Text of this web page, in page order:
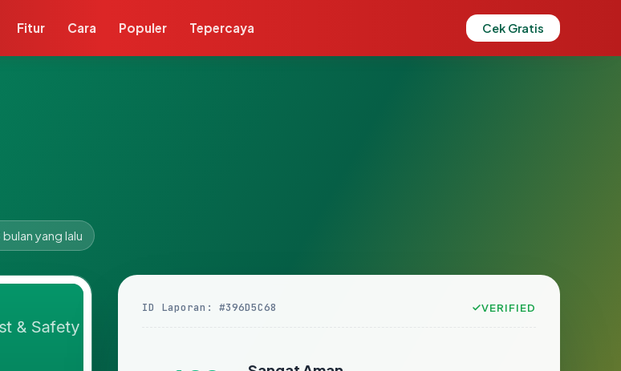
Fitur Cara Populer Tepercaya Cek Gratis
bulan yang lalu
ID Laporan: #396D5C68 VERIFIED